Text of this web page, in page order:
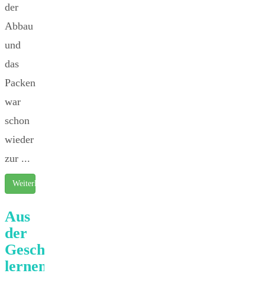
der
Abbau
und
das
Packen
war
schon
wieder
zur ...
Weiterlesen …
Aus
der
Geschichte
lernen…